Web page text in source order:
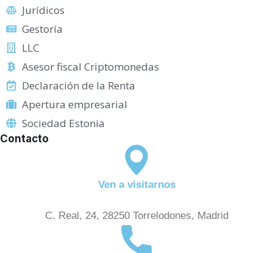
Jurídicos
Gestoría
LLC
Asesor fiscal Criptomonedas
Declaración de la Renta
Apertura empresarial
Sociedad Estonia
Contacto
Ven a visitarnos
C. Real, 24, 28250 Torrelodones, Madrid